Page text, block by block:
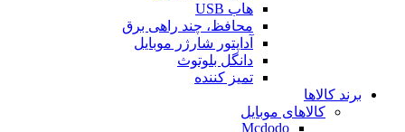
هاب USB
محافظ، چند راهی برق
آداپتور شارژر موبایل
دانگل بلوتوث
تمیز کننده
برند کالاها
کالاهای موبایل
Mcdodo